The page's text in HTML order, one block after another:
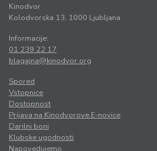
Kinodvor
Kolodvorska 13, 1000 Ljubljana
Informacije:
01 239 22 17
blagajna@kinodvor.org
Spored
Vstopnice
Dostopnost
Prijava na Kinodvorove E-novice
Darilni boni
Klubske ugodnosti
Napovedujemo